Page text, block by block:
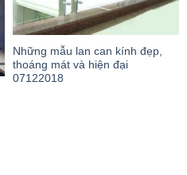
Những mẫu lan can kính đẹp,
thoáng mát và hiện đại
07122018